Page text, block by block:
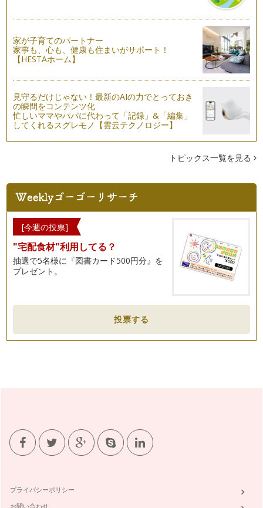
家が子育てのパートナー
家事も、心も、健康も住まいがサポート！
【HESTAホーム】
見守るだけじゃない！最新のAIの力でとっておき
の瞬間をコンテンツ化
忙しいママやパパに代わって「記録」&「編集」
してくれるスグレモノ【雲云テクノロジー】
トピックス一覧を見る
[今週の投票]
"宅配食材"利用してる？
抽選で5名様に『図書カード500円分』を
プレゼント。
投票する
プライバシーポリシー
お問い合わせ